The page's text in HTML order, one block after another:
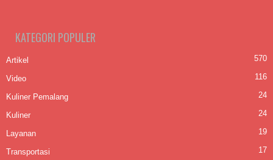
KATEGORI POPULER
Artikel 570
Video 116
Kuliner Pemalang 24
Kuliner 24
Layanan 19
Transportasi 17